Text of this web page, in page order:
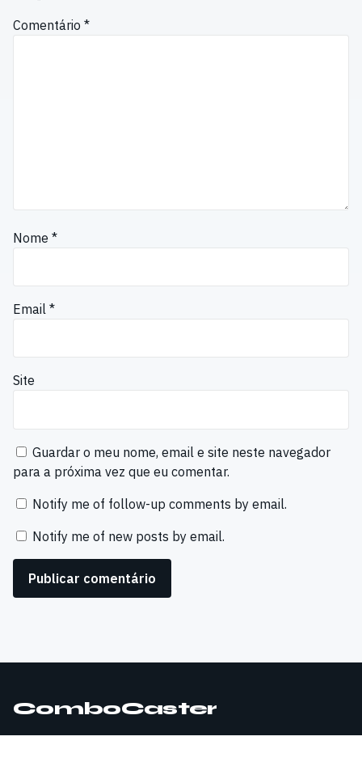
Comentário *
Nome *
Email *
Site
Guardar o meu nome, email e site neste navegador
para a próxima vez que eu comentar.
Notify me of follow-up comments by email.
Notify me of new posts by email.
ComboCaster